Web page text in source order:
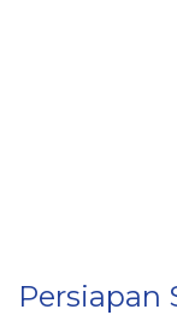
Persiapan